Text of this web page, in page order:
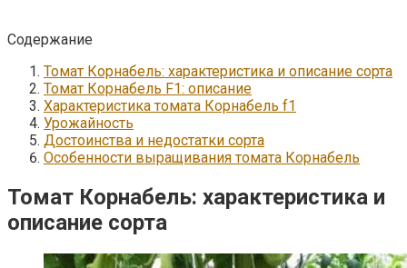
Содержание
Томат Корнабель: характеристика и описание сорта
Томат Корнабель F1: описание
Характеристика томата Корнабель f1
Урожайность
Достоинства и недостатки сорта
Особенности выращивания томата Корнабель
Томат Корнабель: характеристика и
описание сорта